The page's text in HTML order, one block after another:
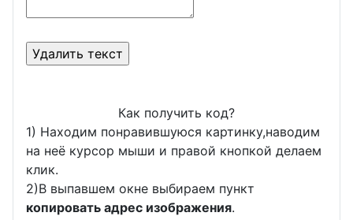
Как получить код?
1) Находим понравившуюся картинку,наводим
на неё курсор мыши и правой кнопкой делаем
клик.
2)В выпавшем окне выбираем пункт
копировать адрес изображения.